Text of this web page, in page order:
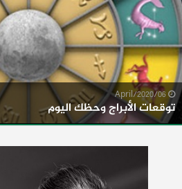
توقعات الأبراج وحظك اليوم